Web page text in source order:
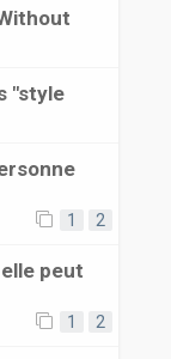
"style
1 2
peut
1 2